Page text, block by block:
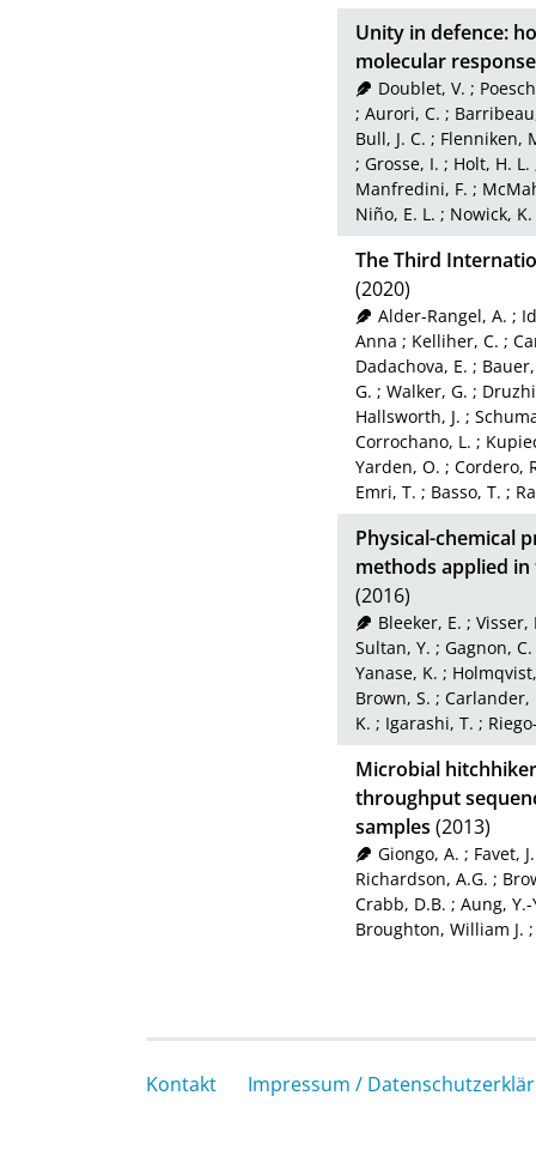
Unity in defence:
molecular
Doublet, V. ;
; Aurori, C. ;
Bull, J. C. ; Flenniken,
; Grosse, I. ; Holt, H. L.
Manfredini, F. ;
Niño, E. L. ; Nowick, K.
The Third
(2020)
Alder-Rangel, A. ;
Anna ; Kelliher, C. ;
Dadachova, E. ;
G. ; Walker, G. ;
Hallsworth, J. ;
Corrochano, L. ;
Yarden, O. ; Cordero,
Emri, T. ; Basso, T. ;
Physical-chemical
methods applied in
(2016)
Bleeker, E. ; Visser,
Sultan, Y. ; Gagnon, C.
Yanase, K. ;
Brown, S. ; Carlander,
K. ; Igarashi, T. ;
Microbial
throughput
samples (2013)
Giongo, A. ; Favet, J.
Richardson, A.G. ;
Crabb, D.B. ; Aung, Y.-
Broughton, William J.
Kontakt Impressum /